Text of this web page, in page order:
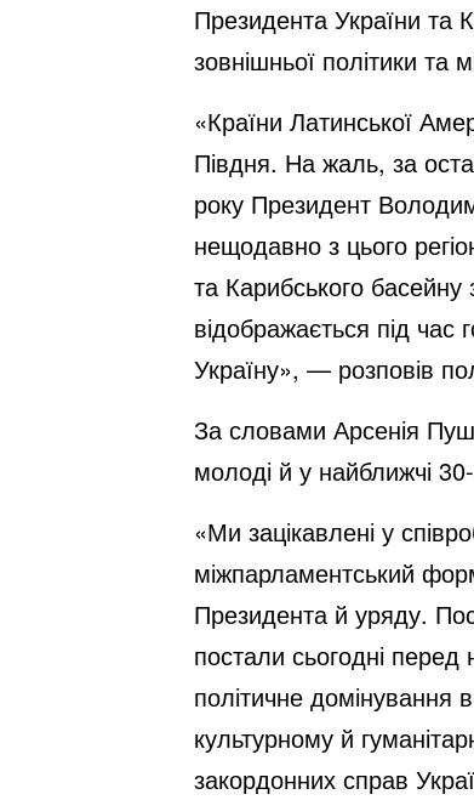
Президента України та
зовнішньої політики та
«Країни Латинської
Півдня. На жаль, за
року Президент
нещодавно з цього
та Карибського
відображається під
Україну», — розповів
За словами Арсенія
молоді й у найближчі
«Ми зацікавлені у
міжпарламентський
Президента й уряду.
постали сьогодні
політичне домінування
культурному й
закордонних справ